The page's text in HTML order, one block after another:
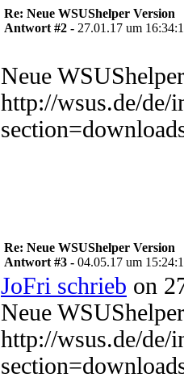
Re: Neue WSUShelper Version
Antwort #2 - 27.01.17 um
Neue
http://wsus.de/de/
Re: Neue WSUShelper Version
Antwort #3 - 04.05.17 um
JoFri schrieb on
Neue
http://wsus.de/de/